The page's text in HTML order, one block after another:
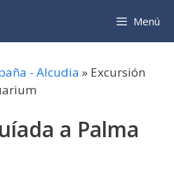
Menú
- Alcudia » Excursión
a Palma